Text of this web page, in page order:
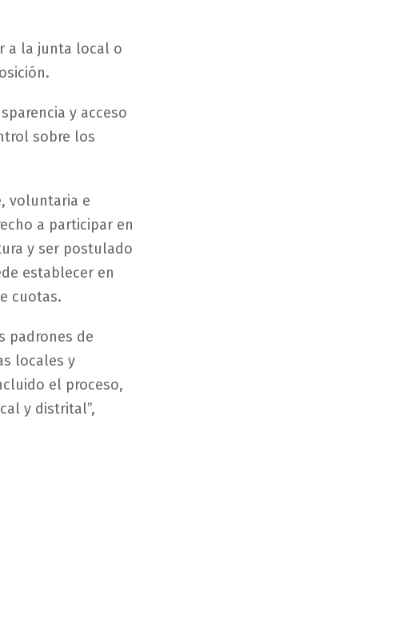
a la junta local o
y acceso
sobre los
voluntaria e
a participar en
y ser postulado
establecer en
cuotas.
padrones de
locales y
el proceso,
y distrital”,